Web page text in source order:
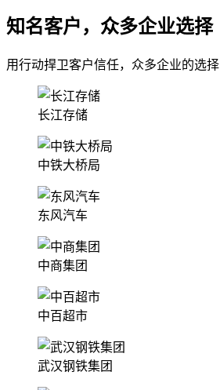
知名客户，众多企业选择
用行动捍卫客户信任，众多企业的选择
长江存储
中铁大桥局
东风汽车
中商集团
中百超市
武汉钢铁集团